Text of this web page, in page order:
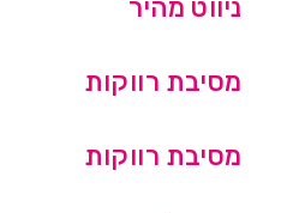
ניווט מהיר
מסיבת רווקות
מסיבת רווקות